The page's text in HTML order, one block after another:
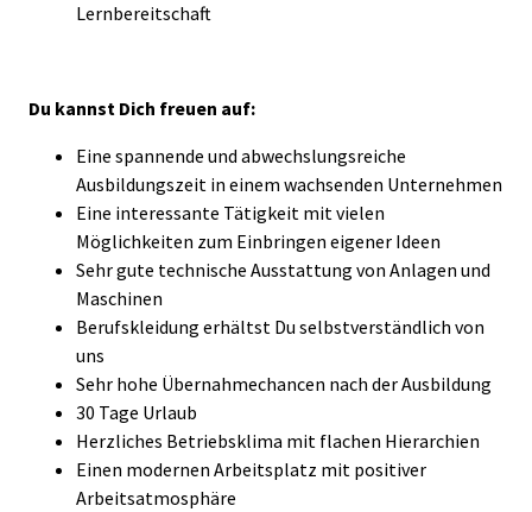
Lernbereitschaft
Du kannst Dich freuen auf:
Eine spannende und abwechslungsreiche
Ausbildungszeit in einem wachsenden Unternehmen
Eine interessante Tätigkeit mit vielen
Möglichkeiten zum Einbringen eigener Ideen
Sehr gute technische Ausstattung von Anlagen und
Maschinen
Berufskleidung erhältst Du selbstverständlich von
uns
Sehr hohe Übernahmechancen nach der Ausbildung
30 Tage Urlaub
Herzliches Betriebsklima mit flachen Hierarchien
Einen modernen Arbeitsplatz mit positiver
Arbeitsatmosphäre